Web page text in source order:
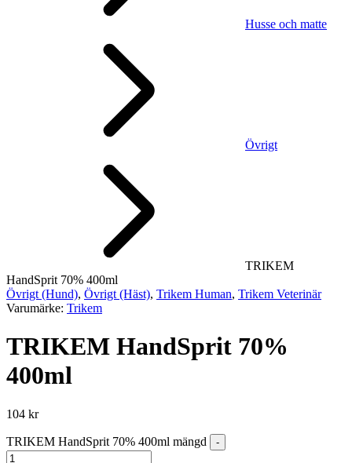
Husse och matte
Övrigt
TRIKEM
HandSprit 70% 400ml
Övrigt (Hund), Övrigt (Häst), Trikem Human, Trikem Veterinär
Varumärke: Trikem
TRIKEM HandSprit 70%
400ml
104 kr
TRIKEM HandSprit 70% 400ml mängd -